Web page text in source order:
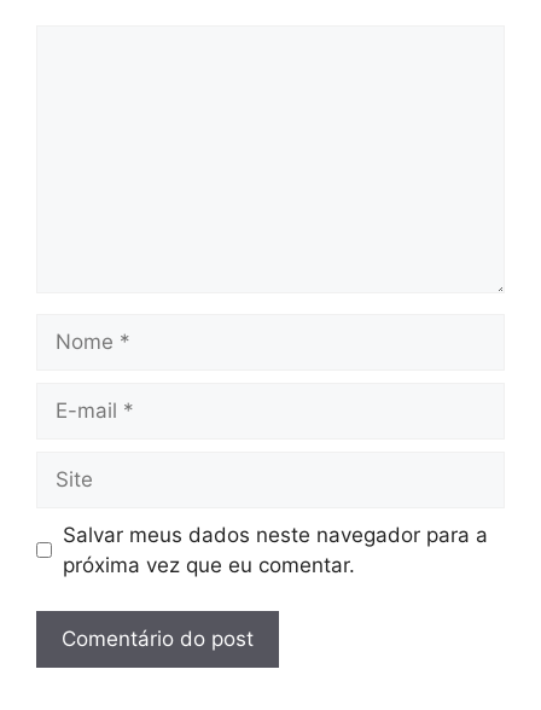
mail
Salvar meus dados neste navegador para a
próxima vez que eu comentar.